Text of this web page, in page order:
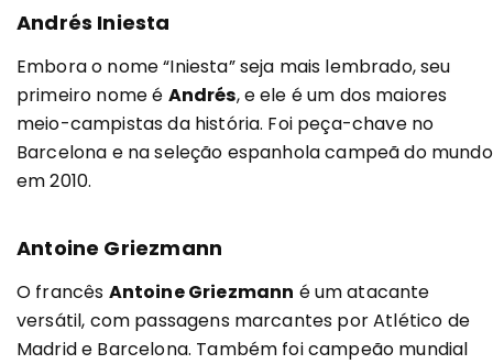
Andrés Iniesta
Embora o nome “Iniesta” seja mais lembrado, seu
primeiro nome é Andrés, e ele é um dos maiores
meio-campistas da história. Foi peça-chave no
Barcelona e na seleção espanhola campeã do mundo
em 2010.
Antoine Griezmann
O francês Antoine Griezmann é um atacante
versátil, com passagens marcantes por Atlético de
Madrid e Barcelona. Também foi campeão mundial